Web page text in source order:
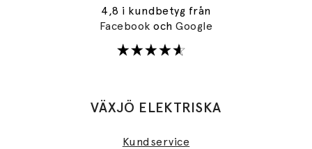
4,8 i kundbetyg från
FacebookochGoogle
VÄXJÖ ELEKTRISKA
Kundservice